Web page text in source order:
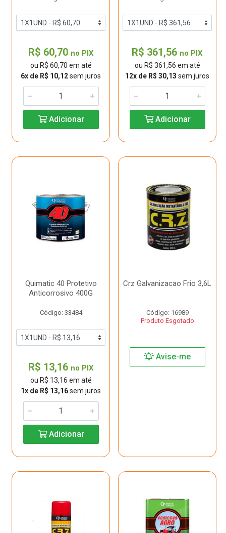
R$ 60,70 no PIX
ou R$ 60,70 em até
6x de R$ 10,12sem juros
Adicionar
R$ 361,56 no PIX
ou R$ 361,56 em até
12x de R$ 30,13 sem juros
Adicionar
Quimatic 40 Protetivo
Anticorrosivo 400G
Código: 33484
R$ 13,16 no PIX
ou R$ 13,16 em até
1x de R$ 13,16sem juros
Adicionar
Crz Galvanizacao Frio 3,6L
Código: 16989
Produto Esgotado
Avise-me